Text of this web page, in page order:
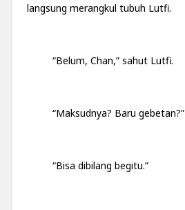
langsung merangkul tubuh Lutfi.
“Belum, Chan,” sahut Lutfi.
“Maksudnya? Baru gebetan?”
“Bisa dibilang begitu.”